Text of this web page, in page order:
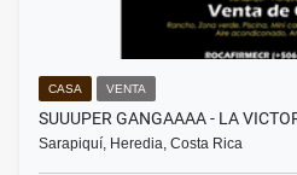
CASA VENTA
SUUUPER GANGAAAA - LA
Sarapiquí, Heredia, Costa Rica